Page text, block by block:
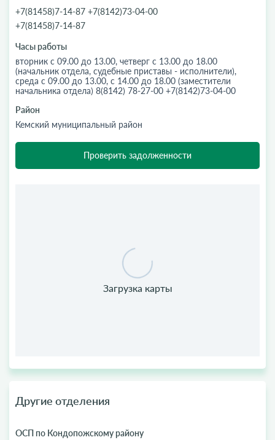
+7(81458)7-14-87 +7(8142)73-04-00
+7(81458)7-14-87
Часы работы
вторник с 09.00 до 13.00, четверг с 13.00 до 18.00
(начальник отдела, судебные приставы - исполнители),
среда с 09.00 до 13.00, с 14.00 до 18.00 (заместители
начальника отдела) 8(8142) 78-27-00 +7(8142)73-04-00
Район
Кемский муниципальный район
Проверить задолженности
Другие отделения
ОСП по Кондопожскому району